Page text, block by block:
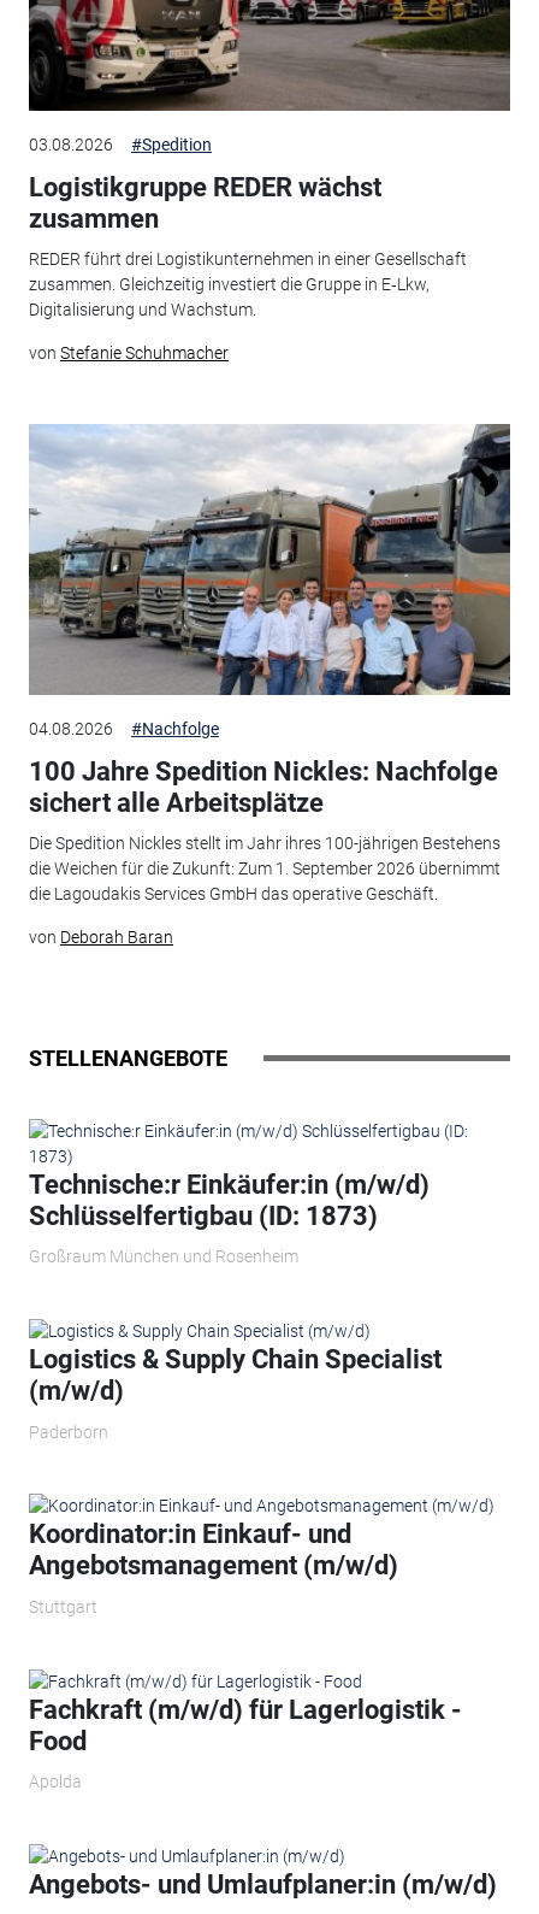
03.08.2026 #Spedition
Logistikgruppe REDER wächst
zusammen
REDER führt drei Logistikunternehmen in einer Gesellschaft
zusammen. Gleichzeitig investiert die Gruppe in E‑Lkw,
Digitalisierung und Wachstum.
von Stefanie Schuhmacher
04.08.2026 #Nachfolge
100 Jahre Spedition Nickles: Nachfolge
sichert alle Arbeitsplätze
Die Spedition Nickles stellt im Jahr ihres 100-jährigen Bestehens
die Weichen für die Zukunft: Zum 1. September 2026 übernimmt
die Lagoudakis Services GmbH das operative Geschäft.
von Deborah Baran
STELLENANGEBOTE
Technische:r Einkäufer:in (m/w/d)
Schlüsselfertigbau (ID: 1873)
Großraum München und Rosenheim
Logistics & Supply Chain Specialist
(m/w/d)
Paderborn
Koordinator:in Einkauf- und
Angebotsmanagement (m/w/d)
Stuttgart
Fachkraft (m/w/d) für Lagerlogistik -
Food
Apolda
Angebots- und Umlaufplaner:in (m/w/d)